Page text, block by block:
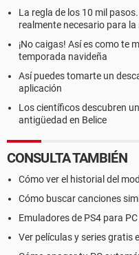
La regla de los 10 mil
realmente necesario para la
¡No caigas! Así es como te
temporada navideña
Así puedes tomarte un
aplicación
Los científicos descubren
antigüedad en Belice
CONSULTA TAMBIÉN
Cómo ver el historial del
Cómo buscar canciones
Emuladores de PS4 para
Ver películas y series gratis